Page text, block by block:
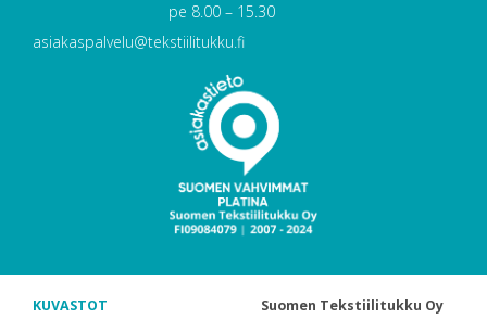
pe 8.00 – 15.30
asiakaspalvelu@tekstiilitukku.fi
KUVASTOT Suomen Tekstiilitukku Oy